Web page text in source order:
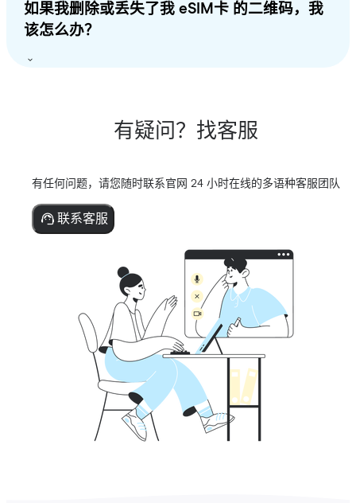
如果我删除或丢失了我 eSIM卡 的二维码，我
该怎么办？
有疑问？找客服
有任何问题，请您随时联系官网 24 小时在线的多语种客服团队
联系客服